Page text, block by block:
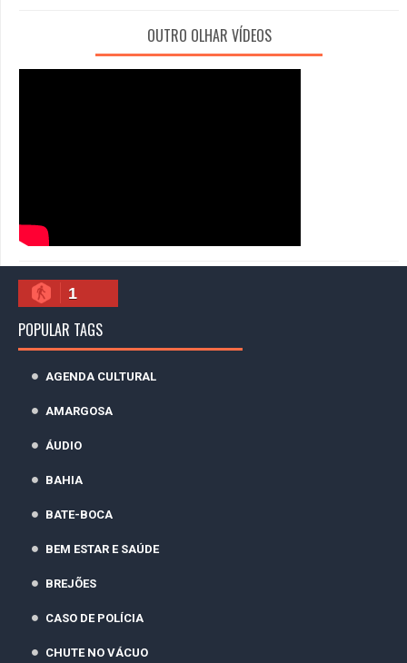
OUTRO OLHAR VÍDEOS
1
POPULAR TAGS
AGENDA CULTURAL
AMARGOSA
ÁUDIO
BAHIA
BATE-BOCA
BEM ESTAR E SAÚDE
BREJÕES
CASO DE POLÍCIA
CHUTE NO VÁCUO